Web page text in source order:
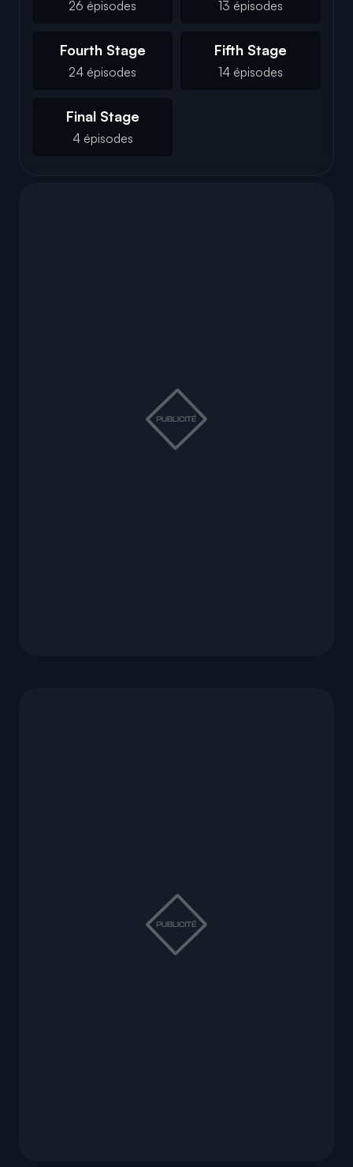
26 épisodes 13 épisodes
Fourth Stage
24 épisodes
Fifth Stage
14 épisodes
Final Stage
4 épisodes